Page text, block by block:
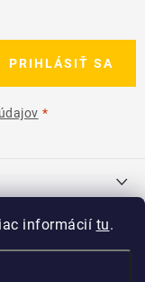
informácií tu.
PRIHLÁSIŤ SA